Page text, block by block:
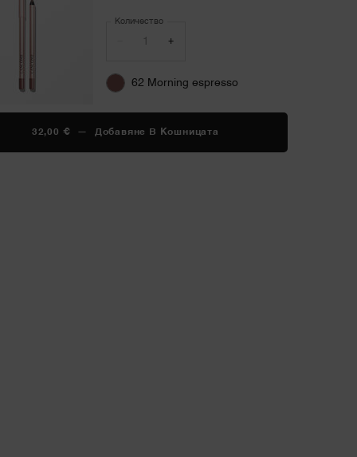
ИЗДРЪЖЛИВОСТ ДО 8
Количество
+
62 Morning espresso
32,00 € ― Добавяне В Кошницата